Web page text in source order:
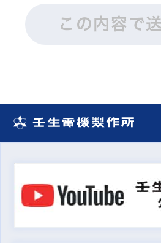
この内容で